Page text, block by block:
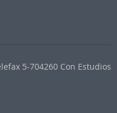
5-704260 Con Estudios